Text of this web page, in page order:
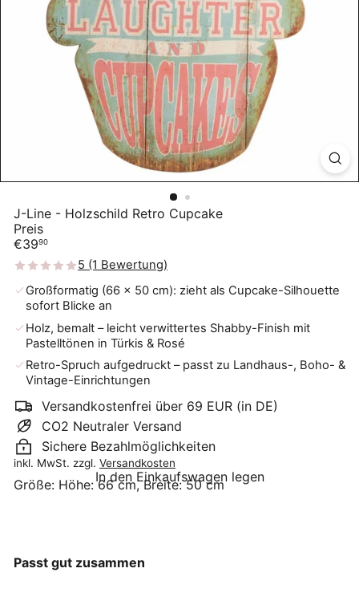
J-Line - Holzschild Retro Cupcake
Preis
Normaler
Preis
€3990
5 (1 Bewertung)
Großformatig (66 × 50 cm): zieht als Cupcake-Silhouette
sofort Blicke an
Holz, bemalt – leicht verwittertes Shabby-Finish mit
Pastelltönen in Türkis & Rosé
Retro-Spruch aufgedruckt – passt zu Landhaus-, Boho- &
Vintage-Einrichtungen
Versandkostenfrei über 69 EUR (in DE)
CO2 Neutraler Versand
Sichere Bezahlmöglichkeiten
inkl. MwSt. zzgl. Versandkosten
In den Einkaufswagen legen
Größe: Höhe: 66 cm, Breite: 50 cm
Passt gut zusammen